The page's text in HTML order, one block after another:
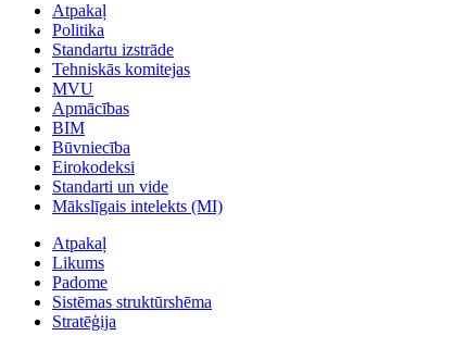
Atpakaļ
Politika
Standartu izstrāde
Tehniskās komitejas
MVU
Apmācības
BIM
Būvniecība
Eirokodeksi
Standarti un vide
Mākslīgais intelekts (MI)
Atpakaļ
Likums
Padome
Sistēmas struktūrshēma
Stratēģija